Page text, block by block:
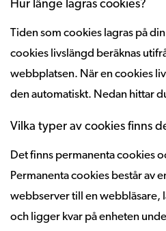
Hur länge lagras cookies?
Tiden som cookies lagras på
cookies livslängd beräknas
webbplatsen. När en cookies
den automatiskt. Nedan hittar
Vilka typer av cookies finns
Det finns permanenta cookies
Permanenta cookies består av
webbserver till en webbläsare,
och ligger kvar på enheten